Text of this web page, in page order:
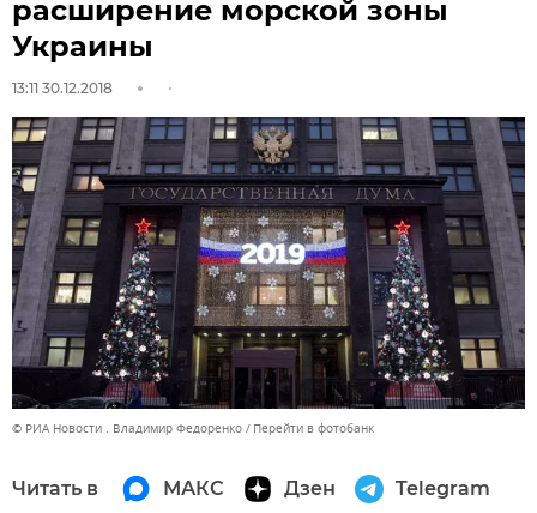
расширение морской зоны
Украины
13:11 30.12.2018
© РИА Новости . Владимир Федоренко Перейти в фотобанк
Читать в МАКС Дзен Telegram